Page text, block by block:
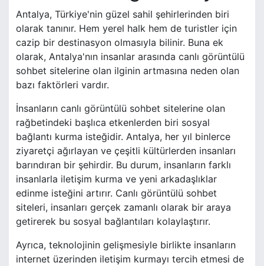
Antalya, Türkiye'nin güzel sahil şehirlerinden biri
olarak tanınır. Hem yerel halk hem de turistler için
cazip bir destinasyon olmasıyla bilinir. Buna ek
olarak, Antalya'nın insanlar arasında canlı görüntülü
sohbet sitelerine olan ilginin artmasına neden olan
bazı faktörleri vardır.
İnsanların canlı görüntülü sohbet sitelerine olan
rağbetindeki başlıca etkenlerden biri sosyal
bağlantı kurma isteğidir. Antalya, her yıl binlerce
ziyaretçi ağırlayan ve çeşitli kültürlerden insanları
barındıran bir şehirdir. Bu durum, insanların farklı
insanlarla iletişim kurma ve yeni arkadaşlıklar
edinme isteğini artırır. Canlı görüntülü sohbet
siteleri, insanları gerçek zamanlı olarak bir araya
getirerek bu sosyal bağlantıları kolaylaştırır.
Ayrıca, teknolojinin gelişmesiyle birlikte insanların
internet üzerinden iletişim kurmayı tercih etmesi de